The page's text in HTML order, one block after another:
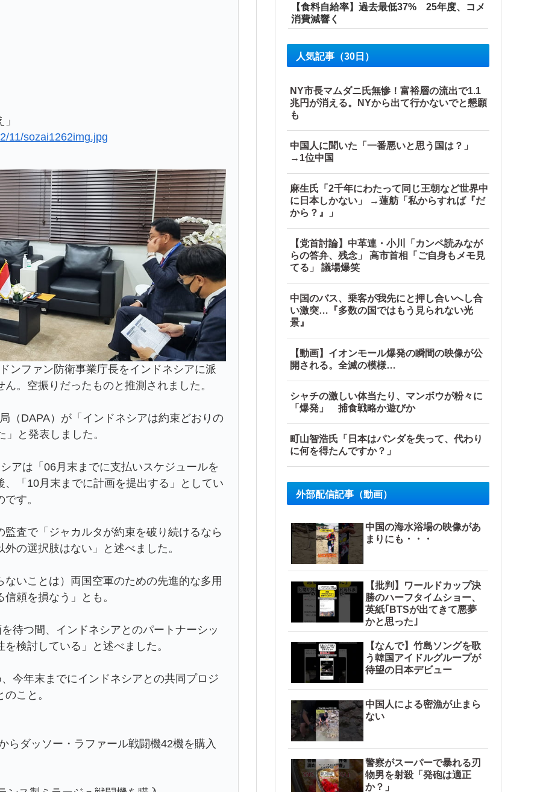
11/sozai1262img.jpg
ンファン防衛事業庁長をインドネシアに派
。空振りだったものと推測されました。
（DAPA）が「インドネシアは約束どおりの
と発表しました。
アは「06月末までに支払いスケジュールを
「10月末までに計画を提出する」としてい
す。
査で「ジャカルタが約束を破り続けるなら
の選択肢はない」と述べました。
いことは）両国空軍のための先進的な多用
頼を損なう」とも。
待つ間、インドネシアとのパートナーシッ
検討している」と述べました。
今年末までにインドネシアとの共同プロジ
こと。
らダッソー・ラファール戦闘機42機を購入
【食料自給率】過去最低37% 25年度、コメ
消費減響く
人気記事（30日）
NY市長マムダニ氏無惨！富裕層の流出で1.1
兆円が消える。NYから出て行かないでと懇願
も
中国人に聞いた「一番悪いと思う国は？」
→1位中国
麻生氏「2千年にわたって同じ王朝など世界中
に日本しかない」 →蓮舫「私からすれば『だ
から？』」
【党首討論】中革連・小川「カンペ読みなが
らの答弁、残念」 高市首相「ご自身もメモ見
てる」 議場爆笑
中国のバス、乗客が我先にと押し合いへし合
い激突…『多数の国ではもう見られない光
景』
【動画】イオンモール爆発の瞬間の映像が公
開される。全滅の模様…
シャチの激しい体当たり、マンボウが粉々に
「爆発」 捕食戦略か遊びか
町山智浩氏「日本はパンダを失って、代わり
に何を得たんですか？」
外部配信記事（動画）
中国の海水浴場の映像があ
まりにも・・・
【批判】ワールドカップ決
勝のハーフタイムショー、
英紙｢BTSが出てきて悪夢
かと思った｣
【なんで】竹島ソングを歌
う韓国アイドルグループが
待望の日本デビュー
中国人による密漁が止まら
ない
警察がスーパーで暴れる刃
物男を射殺「発砲は適正
か？」